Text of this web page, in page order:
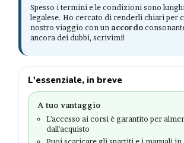
Spesso i termini e le condizioni sono
legalese. Ho cercato di renderli chiari per
nostro viaggio con un accordo
ancora dei dubbi, scrivimi!
L'essenziale, in breve
A tuo vantaggio
L'accesso ai corsi è garantito per
dall'acquisto
Puoi scaricare gli spartiti e i manuali in